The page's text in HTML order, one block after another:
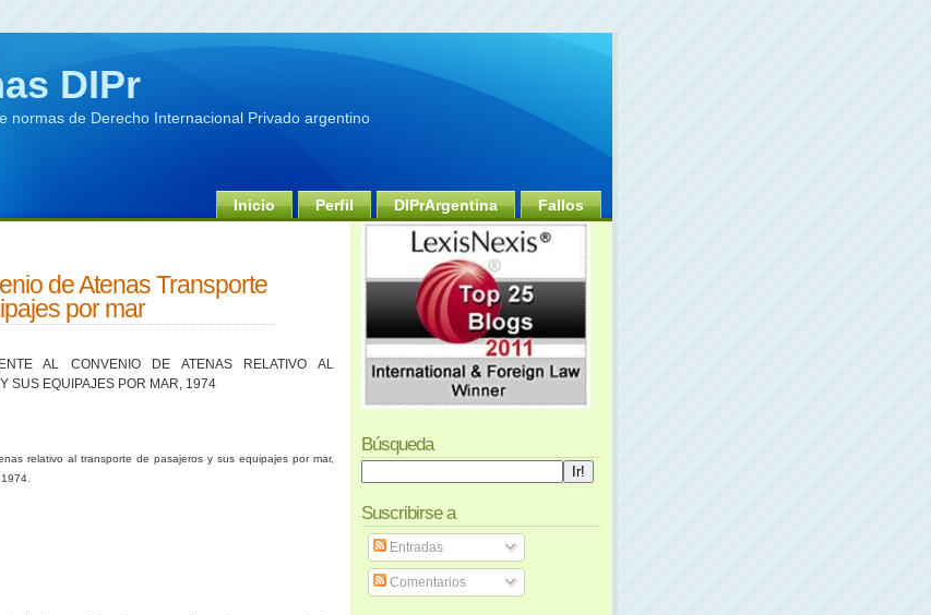
DIPr
normas de Derecho Internacional Privado argentino
Inicio Perfil DIPrArgentina Fallos
de Atenas Transporte
por mar
AL CONVENIO DE ATENAS RELATIVO AL
SUS EQUIPAJES POR MAR, 1974
relativo al transporte de pasajeros y sus equipajes por mar,
Búsqueda
Suscribirse a
Entradas
Comentarios